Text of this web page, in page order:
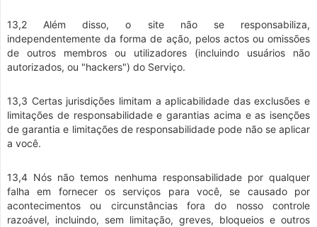
13,2 Além disso, o site não se responsabiliza,
independentemente da forma de ação, pelos actos ou omissões
de outros membros ou utilizadores (incluindo usuários não
autorizados, ou "hackers") do Serviço.
13,3 Certas jurisdições limitam a aplicabilidade das exclusões e
limitações de responsabilidade e garantias acima e as isenções
de garantia e limitações de responsabilidade pode não se aplicar
a você.
13,4 Nós não temos nenhuma responsabilidade por qualquer
falha em fornecer os serviços para você, se causado por
acontecimentos ou circunstâncias fora do nosso controle
razoável, incluindo, sem limitação, greves, bloqueios e outros